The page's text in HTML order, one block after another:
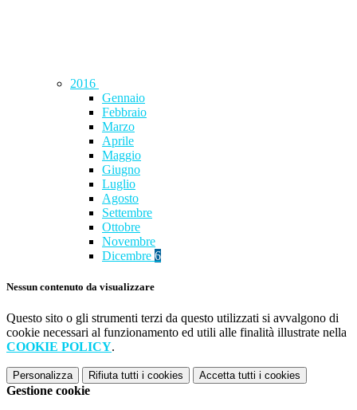
2016
Gennaio
Febbraio
Marzo
Aprile
Maggio
Giugno
Luglio
Agosto
Settembre
Ottobre
Novembre
Dicembre 6
Nessun contenuto da visualizzare
Questo sito o gli strumenti terzi da questo utilizzati si avvalgono di
cookie necessari al funzionamento ed utili alle finalità illustrate nella
COOKIE POLICY.
Personalizza Rifiuta tutti i cookies Accetta tutti i cookies
Gestione cookie